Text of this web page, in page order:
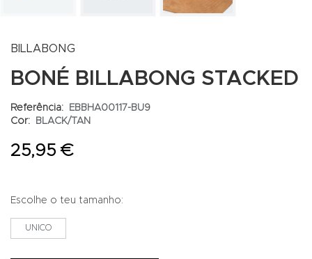
BILLABONG
BONÉ BILLABONG STACKED
Referência:
EBBHA00117-BU9
Cor:
BLACK/TAN
25,95 €
Escolhe o teu tamanho:
UNICO